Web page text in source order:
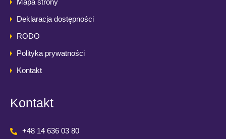
Mapa strony
Deklaracja dostępności
RODO
Polityka prywatności
Kontakt
Kontakt
+48 14 636 03 80